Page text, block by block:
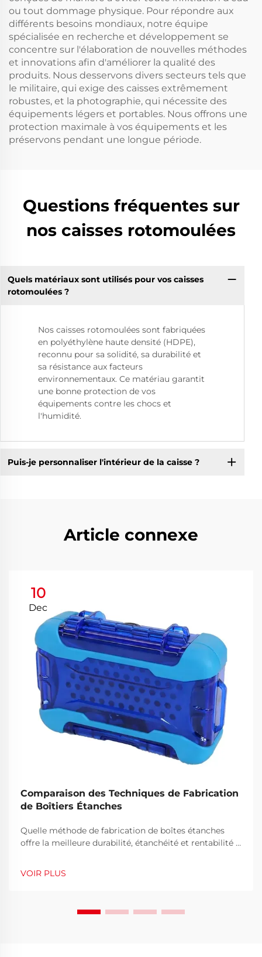
ou tout dommage physique. Pour répondre aux
différents besoins mondiaux, notre équipe
spécialisée en recherche et développement se
concentre sur l'élaboration de nouvelles méthodes
et innovations afin d'améliorer la qualité des
produits. Nous desservons divers secteurs tels que
le militaire, qui exige des caisses extrêmement
robustes, et la photographie, qui nécessite des
équipements légers et portables. Nous offrons une
protection maximale à vos équipements et les
préservons pendant une longue période.
Questions fréquentes sur
nos caisses rotomoulées
Quels matériaux sont utilisés pour vos caisses
rotomoulées ?
Nos caisses rotomoulées sont fabriquées
en polyéthylène haute densité (HDPE),
reconnu pour sa solidité, sa durabilité et
sa résistance aux facteurs
environnementaux. Ce matériau garantit
une bonne protection de vos
équipements contre les chocs et
l'humidité.
Puis-je personnaliser l'intérieur de la caisse ?
Article connexe
10
Dec
Comparaison des Techniques de Fabrication
de Boîtiers Étanches
Quelle méthode de fabrication de boîtes étanches
offre la meilleure durabilité, étanchéité et rentabilité ?
maintenant les conseils d'experts.
VOIR PLUS